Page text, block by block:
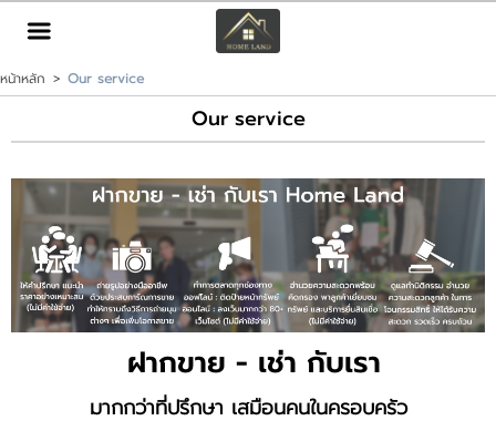
TH
เข้าสู่ระบบ สมัครสมาชิก
หน้าหลัก
ทรัพย์สิน
บริการ
หน้าหลัก > Our service
Our service
ฝากขาย - เช่า กับเรา
มากกว่าที่ปรึกษา เสมือนคนในครอบครัว